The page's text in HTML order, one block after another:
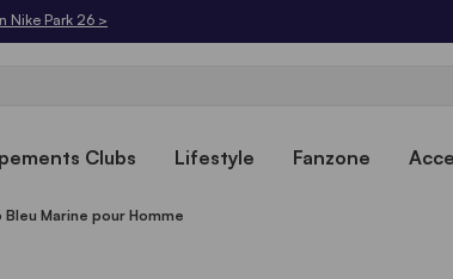
Nike Park 26 >
Clubs Lifestyle Fanzone
Marine pour Homme